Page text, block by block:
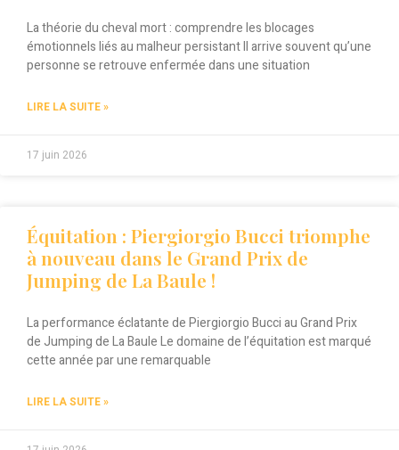
La théorie du cheval mort : comprendre les blocages
émotionnels liés au malheur persistant Il arrive souvent qu’une
personne se retrouve enfermée dans une situation
LIRE LA SUITE »
17 juin 2026
Équitation : Piergiorgio Bucci triomphe
à nouveau dans le Grand Prix de
Jumping de La Baule !
La performance éclatante de Piergiorgio Bucci au Grand Prix
de Jumping de La Baule Le domaine de l’équitation est marqué
cette année par une remarquable
LIRE LA SUITE »